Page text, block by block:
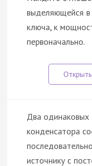
выделяющейся в
ключа, к
первоначально.
Два одинаковых
конденсатора
источнику с